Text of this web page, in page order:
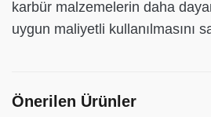
karbür malzemelerin daha
uygun maliyetli kullanılmasını
Önerilen Ürünler